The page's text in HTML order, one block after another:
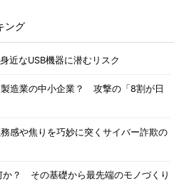
ング
近なUSB機器に潜むリスク
造業の中小企業？ 攻撃の「8割が日
感や焦りを巧妙に突くサイバー詐欺の
か？ その基礎から最先端のモノづくり